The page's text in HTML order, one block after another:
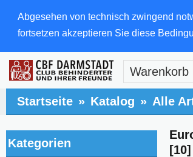
Abgesehen von technisch zwingend
fortsetzen akzeptieren Sie diese
Warenkorb
Startseite » Katalog » Alle
[10]
Kategorien